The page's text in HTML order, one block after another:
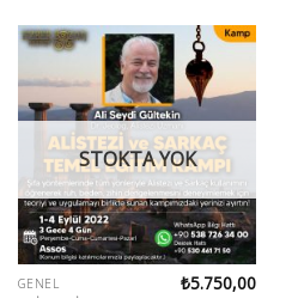
STOKTA YOK
GENEL ₺5.750,00